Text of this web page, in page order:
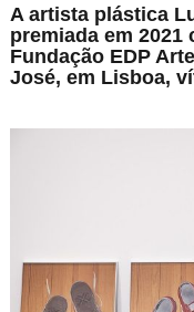
A artista plástica
premiada em 2021
Fundação EDP
José, em Lisboa,